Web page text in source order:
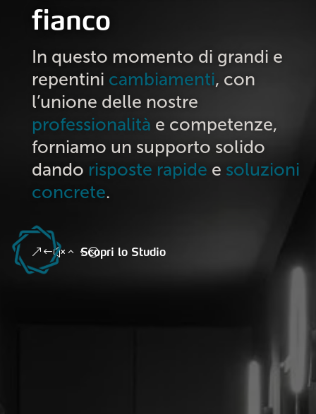
fianco
In questo momento di grandi e
repentini cambiamenti, con
l’unione delle nostre
professionalità e competenze,
forniamo un supporto solido
dando risposte rapide e soluzioni
concrete.
Scopri lo Studio